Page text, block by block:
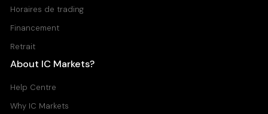
Horaires de trading
Financement
Retrait
About IC Markets?
Help Centre
Why IC Markets